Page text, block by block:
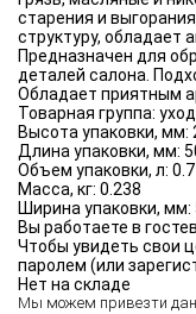
старения и
структуру, обладает
Предназначен для
деталей салона.
Обладает приятным
Товарная группа:
Высота упаковки, мм:
Длина упаковки, мм:
Объем упаковки, л: 0.7
Масса, кг: 0.238
Ширина упаковки, мм:
Вы работаете в
Чтобы увидеть свои
паролем (или
Нет на складе
Мы можем привезти